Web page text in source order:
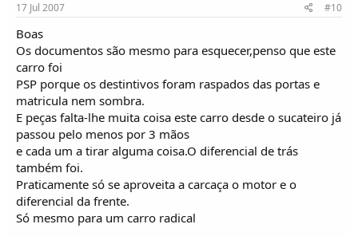
17 Jul 2007 #10
Boas
Os documentos são mesmo para esquecer,penso que este
carro foi
PSP porque os destintivos foram raspados das portas e
matricula nem sombra.
E peças falta-lhe muita coisa este carro desde o sucateiro já
passou pelo menos por 3 mãos
e cada um a tirar alguma coisa.O diferencial de trás
também foi.
Praticamente só se aproveita a carcaça o motor e o
diferencial da frente.
Só mesmo para um carro radical